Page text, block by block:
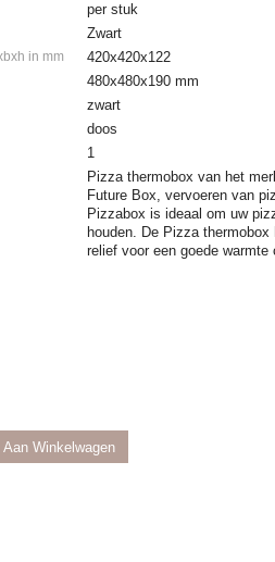
per stuk
Zwart
in mm 420x420x122
480x480x190 mm
zwart
doos
1
Pizza thermobox van het
Future Box, vervoeren van
Pizzabox is ideaal om uw
houden. De Pizza thermobox
relief voor een goede warmte